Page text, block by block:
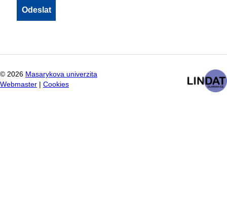
© 2026 Masarykova univerzita
Webmaster
Cookies